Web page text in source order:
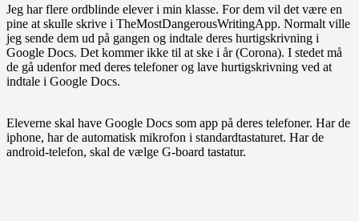
Jeg har flere ordblinde elever i min klasse. For dem vil det være en
pine at skulle skrive i TheMostDangerousWritingApp. Normalt ville
jeg sende dem ud på gangen og indtale deres hurtigskrivning i
Google Docs. Det kommer ikke til at ske i år (Corona). I stedet må
de gå udenfor med deres telefoner og lave hurtigskrivning ved at
indtale i Google Docs.
Eleverne skal have Google Docs som app på deres telefoner. Har de
iphone, har de automatisk mikrofon i standardtastaturet. Har de
android-telefon, skal de vælge G-board tastatur.